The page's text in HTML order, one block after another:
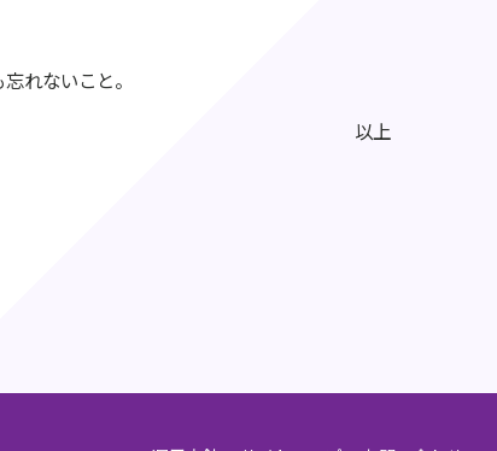
れないこと。
以上